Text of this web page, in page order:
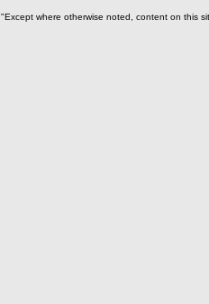
"Except where otherwise noted, content on this